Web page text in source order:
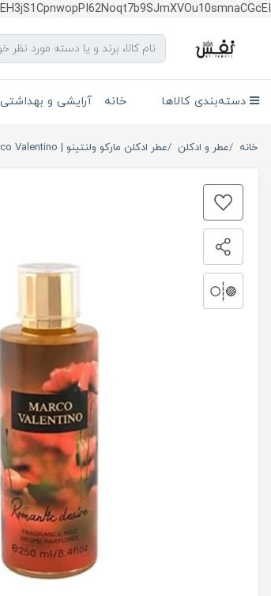
دسته‌بندی کالاها خانه آرایشی و بهداشتی
خانه عطر و ادکلن عطر ادکلن مارکو ولنتینو | Marco Valentino